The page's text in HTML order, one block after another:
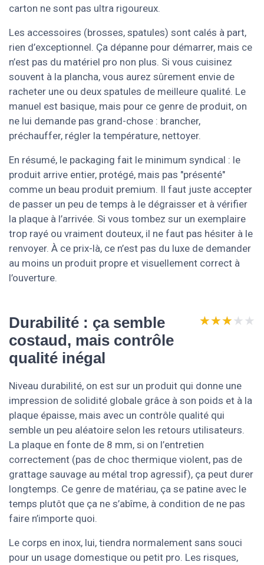
carton ne sont pas ultra rigoureux.
Les accessoires (brosses, spatules) sont calés à part,
rien d’exceptionnel. Ça dépanne pour démarrer, mais ce
n’est pas du matériel pro non plus. Si vous cuisinez
souvent à la plancha, vous aurez sûrement envie de
racheter une ou deux spatules de meilleure qualité. Le
manuel est basique, mais pour ce genre de produit, on
ne lui demande pas grand-chose : brancher,
préchauffer, régler la température, nettoyer.
En résumé, le packaging fait le minimum syndical : le
produit arrive entier, protégé, mais pas "présenté"
comme un beau produit premium. Il faut juste accepter
de passer un peu de temps à le dégraisser et à vérifier
la plaque à l’arrivée. Si vous tombez sur un exemplaire
trop rayé ou vraiment douteux, il ne faut pas hésiter à le
renvoyer. À ce prix-là, ce n’est pas du luxe de demander
au moins un produit propre et visuellement correct à
l’ouverture.
Durabilité : ça semble
costaud, mais contrôle
qualité inégal
★★★★★
★★★★★
Niveau durabilité, on est sur un produit qui donne une
impression de solidité globale grâce à son poids et à la
plaque épaisse, mais avec un contrôle qualité qui
semble un peu aléatoire selon les retours utilisateurs.
La plaque en fonte de 8 mm, si on l’entretien
correctement (pas de choc thermique violent, pas de
grattage sauvage au métal trop agressif), ça peut durer
longtemps. Ce genre de matériau, ça se patine avec le
temps plutôt que ça ne s’abîme, à condition de ne pas
faire n’importe quoi.
Le corps en inox, lui, tiendra normalement sans souci
pour un usage domestique ou petit pro. Les risques,